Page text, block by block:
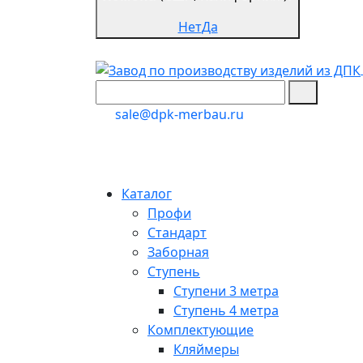
НетДа
sale@dpk-merbau.ru
Каталог
Профи
Стандарт
Заборная
Ступень
Ступени 3 метра
Ступень 4 метра
Комплектующие
Кляймеры